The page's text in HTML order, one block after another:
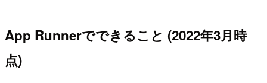
App Runnerでできること (2022年3月時
点)